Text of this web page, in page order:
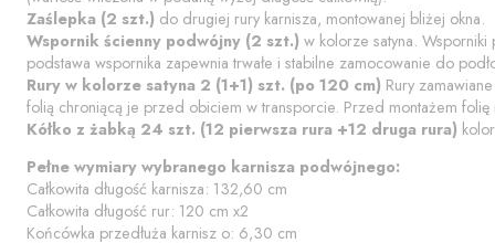
Zaślepka (2 szt.) do drugiej rury karnisza, montowanej bliżej okna.
Wspornik ścienny podwójny (2 szt.) w kolorze satyna. Wsporniki
podstawa wspornika zapewnia trwałe i stabilne zamocowanie do
Rury w kolorze satyna 2 (1+1) szt. (po 120 cm) Rury
folią chroniącą je przed obiciem w transporcie. Przed montażem folię
Kółko z żabką 24 szt. (12 pierwsza rura +12 druga rura)
Pełne wymiary wybranego karnisza podwójnego:
Całkowita długość karnisza: 132,60 cm
Całkowita długość rur: 120 cm x2
Końcówka przedłuża karnisz o: 6,30 cm